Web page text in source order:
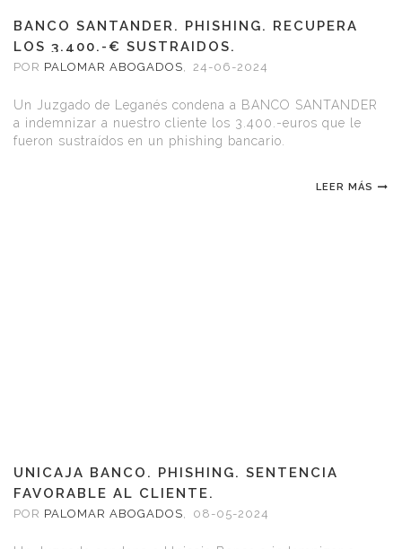
BANCO SANTANDER. PHISHING. RECUPERA
LOS 3.400.-€ SUSTRAIDOS.
POR PALOMAR ABOGADOS, 24-06-2024
Un Juzgado de Leganés condena a BANCO SANTANDER
a indemnizar a nuestro cliente los 3.400.-euros que le
fueron sustraídos en un phishing bancario.
LEER MÁS
UNICAJA BANCO. PHISHING. SENTENCIA
FAVORABLE AL CLIENTE.
POR PALOMAR ABOGADOS, 08-05-2024